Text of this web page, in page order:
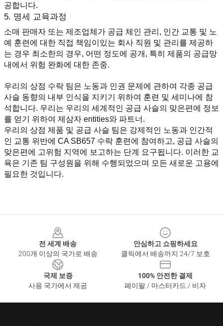
공합니다.
5. 명세 교육과정
소매 판매자 또는 제조업체가 공급 체인 관리, 인간 교통 및 노
예 훈련에 대한 직접 책임이있는 회사 직원 및 관리를 제공하
는 경우 최소한의 경우, 어떤 정도에 공개, 특히 제품의 공급망
내에서 위험 완화에 대한 존중.
우리의 상점 수락 팀은 노동과 인권 문제에 관하여 각종 공급
사슬 동향의 내부 인식을 지키기 위하여 훈련 및 세미나에 참
석합니다. 우리는 우리의 세계적인 공급 사슬의 맞은편에 정보
를 얻기 위하여 제삼자 entities와 파트너.
우리의 상점 제품 및 공급 사슬 팀은 강제적인 노동과 인간적
인 교통 위반에 CA SB657 수락 훈련에 참여하고, 공급 사슬의
맞은편에 고위험 지역에 보고하는 단계 요구됩니다. 이러한 교
육은 기존 팀 구성원을 위해 수행되었으며 모든 새로운 고용에
필요한 것입니다.
전 세계 배송
200개 이상의 국가로 배송
안심하고 쇼핑하세요
클릭에서 배송까지 24/7 보호
국제 보증
사용 국가에서 제공
100% 안전한 결제
페이팔 / 마스터카드 / 비자